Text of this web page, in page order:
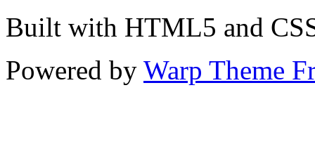
Built with HTML5 and
Powered by Warp Theme